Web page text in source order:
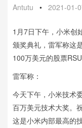
Antutu • 2021-01-
1月7日下午，小米创
颁奖典礼，雷军称这
100万美元的股票RSU
雷军称：
今天下午，小米技术
百万美元技术大奖。
这是小米内部最高的